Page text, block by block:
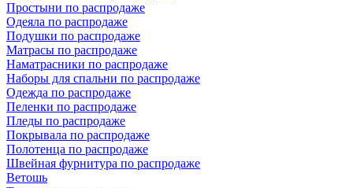
Простыни по распродаже
Одеяла по распродаже
Подушки по распродаже
Матрасы по распродаже
Наматрасники по распродаже
Наборы для спальни по распродаже
Одежда по распродаже
Пеленки по распродаже
Пледы по распродаже
Покрывала по распродаже
Полотенца по распродаже
Швейная фурнитура по распродаже
Ветошь